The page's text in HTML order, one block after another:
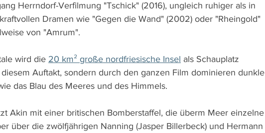
Herrndorf-Verfilmung "Tschick" (2016), ungleich ruhiger als in
Dramen wie "Gegen die Wand" (2002) oder "Rheingold"
von "Amrum".
wird die 20 km² große nordfriesische Insel als Schauplatz
Auftakt, sondern durch den ganzen Film dominieren dunkle
das Blau des Meeres und des Himmels.
Akin mit einer britischen Bomberstaffel, die überm Meer einzelne
über die zwölfjährigen Nanning (Jasper Billerbeck) und Hermann